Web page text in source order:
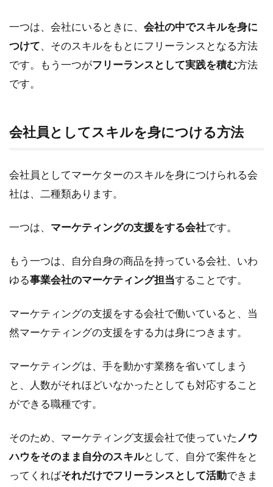
ルを
身に
る方
ーラ
って
ら、
で学
ぶ方
各
策
と
な
ス
広告
運用
一つは、会社にいるときに、 会社の中でスキルを身に
つけて、そのスキルをもとにフリーランスとなる方法
です。もう一つがフリーランスとして実践を積む方法
です。
会社員としてスキルを身につける方法
会社員としてマーケターのスキルを身につけられる会
社は、二種類あります。
一つは、 マーケティングの支援をする会社です。
もう一つは、自分自身の商品を持っている会社、いわ
ゆる事業会社のマーケティング担当することです。
マーケティングの支援をする会社で働いていると、当
然マーケティングの支援をする力は身につきます。
マーケティングは、手を動かす業務を省いてしまう
と、人数がそれほどいなかったとしても対応すること
ができる職種です。
そのため、マーケティング支援会社で使っていた ノウ
ハウをそのまま自分のスキルとして、自分で案件をと
ってくればそれだけでフリーランスとして活動できま